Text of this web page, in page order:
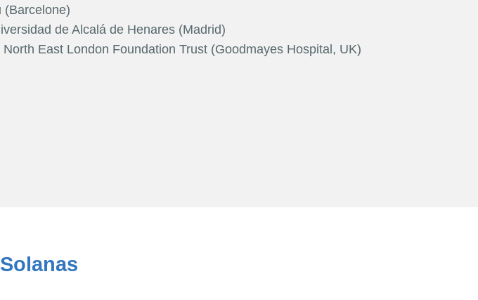
(Barcelone)
de Alcalá de Henares (Madrid)
North East London Foundation Trust (Goodmayes Hospital, UK)